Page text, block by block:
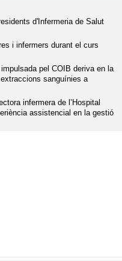
d'Infermeria de Salut
i infermers durant el curs
pel COIB deriva en la
sanguínies a
infermera de l’Hospital
assistencial en la gestió